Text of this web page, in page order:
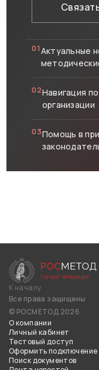
01Актуальные
02Навигация
организации
03Помощь в
К началу
Все права защищены
© РОСМЕТОД 2026
О компании
Личный кабинет
Тестовый доступ
Оформить подключение
Поиск документов